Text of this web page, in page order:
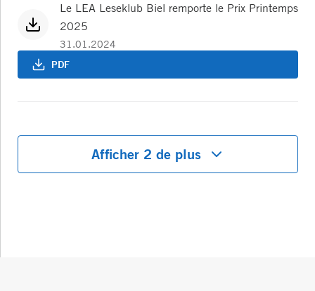
Le LEA Leseklub Biel remporte le Prix Printemps
2025
31.01.2024
PDF
Afficher 2 de plus